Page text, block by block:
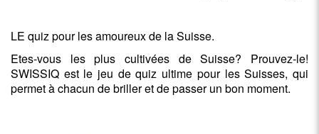
LE quiz pour les amoureux de la Suisse.
Etes-vous les plus cultivées de Suisse? Prouvez-le!
SWISSIQ est le jeu de quiz ultime pour les Suisses, qui
permet à chacun de briller et de passer un bon moment.